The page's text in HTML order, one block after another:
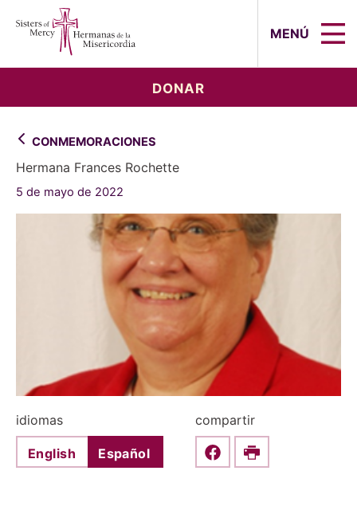
MENÚ
DONAR
CONMEMORACIONES
Hermana Frances Rochette
5 de mayo de 2022
idiomas
English Español
compartir
Share this on Facebook
Print